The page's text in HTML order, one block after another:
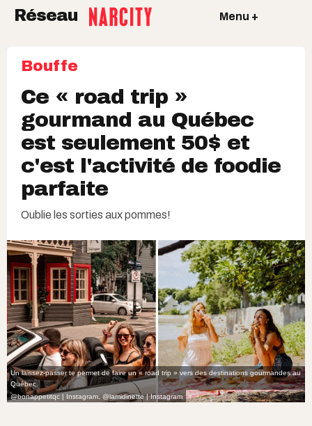
Réseau Menu +
Bouffe
Ce « road trip »
gourmand au Québec
est seulement 50$ et
c'est l'activité de foodie
parfaite
Oublie les sorties aux pommes!
Un laissez-passer te permet de faire un « road trip » vers des destinations gourmandes au
Québec.
@bonappetitqc | Instagram, @lamidinette | Instagram